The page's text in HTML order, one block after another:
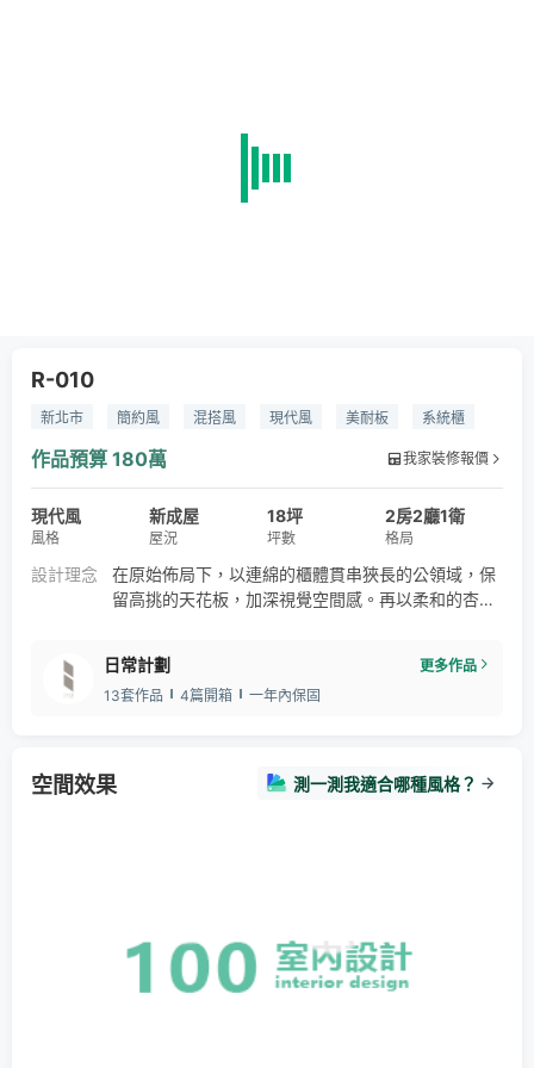
R-010
新北市 簡約風 混搭風 現代風 美耐板
系統櫃
噴漆
乳膠漆
作品預算 180萬 我家裝修報價
現代風
風格
新成屋
屋況
18坪
坪數
2房2廳1衛
格局
設計理念
在原始佈局下，以連綿的櫃體貫串狹長的公領域，保
留高挑的天花板，加深視覺空間感。再以柔和的杏色
錯對話，賦予空間不同樣貌。 延續公領域的杏色調，
臥房搭配隱性光源，弱化空間的清晰度，更貼近私領
日常計劃
更多作品
13套作品
4篇開箱 一年內保固
空間效果 測一測我適合哪種風格？